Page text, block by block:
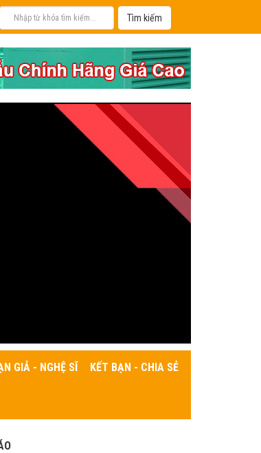
GIẢ - NGHỆ SĨ KẾT BẠN - CHIA SẺ